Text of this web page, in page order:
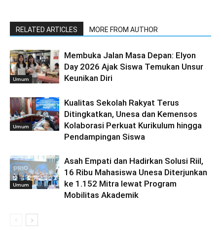
RELATED ARTICLES MORE FROM AUTHOR
Umum
Membuka Jalan Masa Depan: Elyon
Day 2026 Ajak Siswa Temukan Unsur
Keunikan Diri
Umum
Kualitas Sekolah Rakyat Terus
Ditingkatkan, Unesa dan Kemensos
Kolaborasi Perkuat Kurikulum hingga
Pendampingan Siswa
Umum
Asah Empati dan Hadirkan Solusi Riil,
16 Ribu Mahasiswa Unesa Diterjunkan
ke 1.152 Mitra lewat Program
Mobilitas Akademik